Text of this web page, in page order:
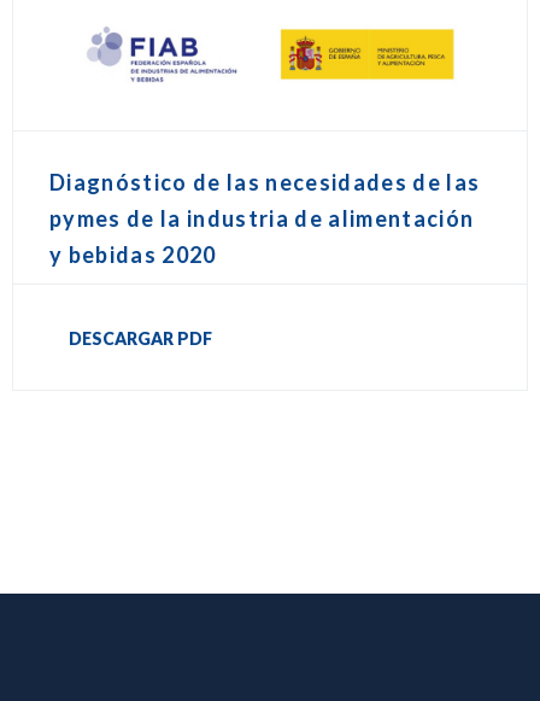
Diagnóstico de las necesidades de las
pymes de la industria de alimentación
y bebidas 2020
DESCARGAR PDF